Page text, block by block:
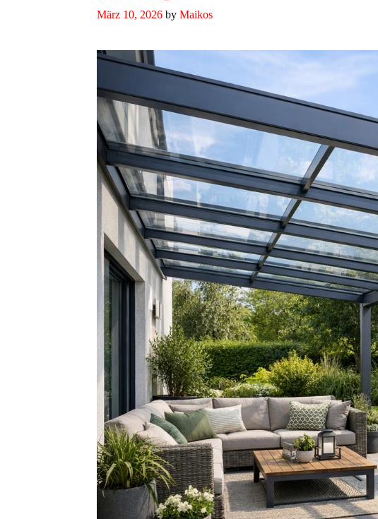
März 10, 2026 by Maikos